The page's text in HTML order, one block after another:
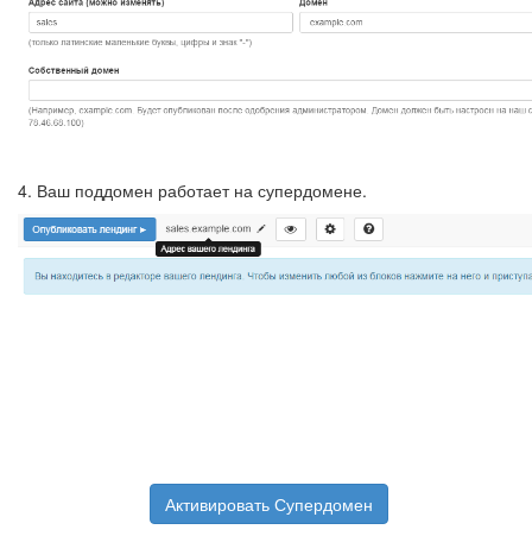
4. Ваш поддомен работает на супердомене.
Активировать Супердомен